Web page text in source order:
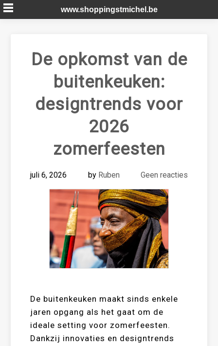
Skip
to
www.shoppingstmichel.be
De opkomst van de
buitenkeuken:
designtrends voor
2026
zomerfeesten
juli 6, 2026 by Ruben Geen reacties
De buitenkeuken maakt sinds enkele
jaren opgang als het gaat om de
ideale setting voor zomerfeesten.
Dankzij innovaties en designtrends